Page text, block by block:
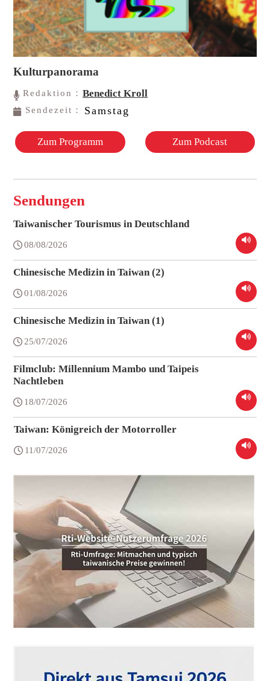
Kulturpanorama
Redaktion：Benedict Kroll
Sendezeit： Samstag
Zum Programm Zum Podcast
Sendungen
Taiwanischer Tourismus in Deutschland
08/08/2026
Chinesische Medizin in Taiwan (2)
01/08/2026
Chinesische Medizin in Taiwan (1)
25/07/2026
Filmclub: Millennium Mambo und Taipeis
Nachtleben
18/07/2026
Taiwan: Königreich der Motorroller
11/07/2026